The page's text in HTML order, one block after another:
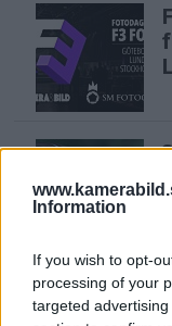
Information
If you wish to opt-
processing of your
targeted